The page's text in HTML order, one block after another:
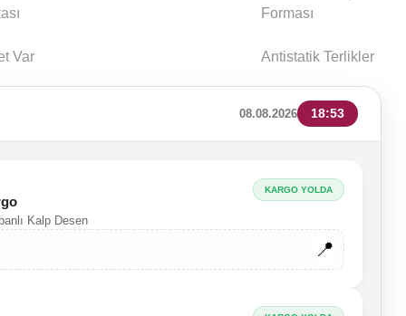
Var
Forması
Antistatik Terlikler
08.08.2026 18:53
Kalp Desen
KARGO YOLDA
📍